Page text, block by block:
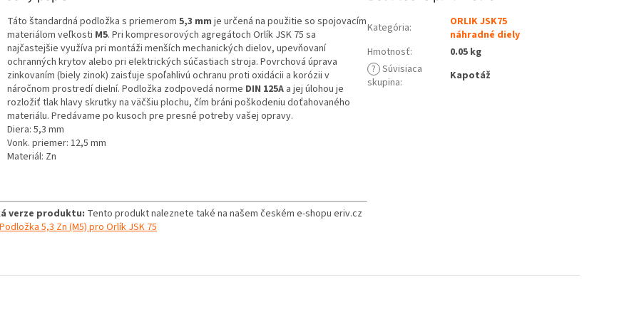
Táto štandardná podložka s priemerom 5,3 mm je určená na použitie so spojovacím
materiálom veľkosti M5. Pri kompresorových agregátoch Orlík JSK 75 sa
najčastejšie využíva pri montáži menších mechanických dielov, upevňovaní
ochranných krytov alebo pri elektrických súčastiach stroja. Povrchová úprava
zinkovaním (biely zinok) zaisťuje spoľahlivú ochranu proti oxidácii a korózii v
náročnom prostredí dielní. Podložka zodpovedá norme DIN 125A a jej úlohou je
rozložiť tlak hlavy skrutky na väčšiu plochu, čím bráni poškodeniu doťahovaného
materiálu. Predávame po kusoch pre presné potreby vašej opravy.
Diera: 5,3 mm
Vonk. priemer: 12,5 mm
Materiál: Zn
verze produktu: Tento produkt naleznete také na našem českém e-shopu eriv.cz
Podložka 5,3 Zn (M5) pro Orlík JSK 75
Kategória:
ORLIK JSK75
náhradné diely
Hmotnosť:
0.05 kg
? Súvisiaca
skupina: Kapotáž